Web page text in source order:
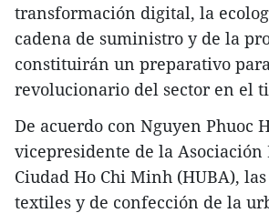
transformación digital, la
cadena de suministro y de la
constituirán un preparativo
revolucionario del sector en el
De acuerdo con Nguyen Phuoc
vicepresidente de la Asociación
Ciudad Ho Chi Minh (HUBA),
textiles y de confección de la